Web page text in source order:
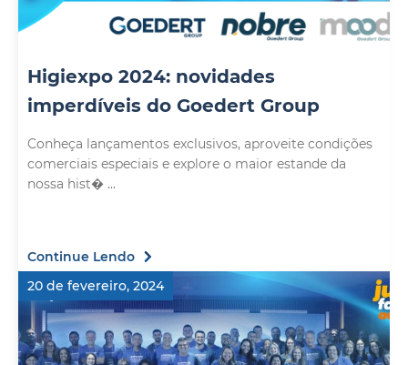
Higiexpo 2024: novidades
imperdíveis do Goedert Group
Conheça lançamentos exclusivos, aproveite condições
comerciais especiais e explore o maior estande da
nossa hist� ...
Continue Lendo
20 de fevereiro, 2024